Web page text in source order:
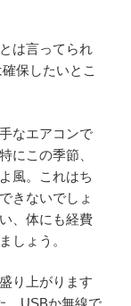
は言ってられ
保したいとこ
なエアコンで
にこの季節、
風。これはち
きないでしょ
、体にも経費
しょう。
り上がります
。USBか無線で